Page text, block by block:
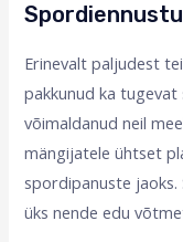
Erinevalt paljudest
pakkunud ka
võimaldanud neil
mängijatele ühtset
spordipanuste jaoks.
üks nende edu